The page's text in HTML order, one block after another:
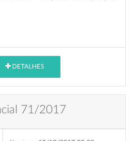
DETALHES
71/2017